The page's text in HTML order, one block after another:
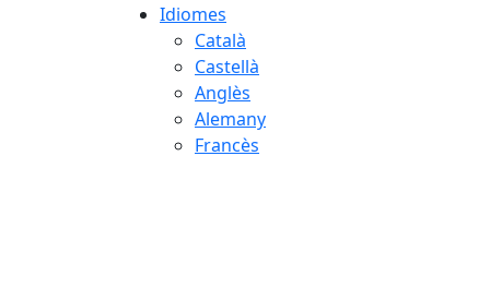
Idiomes
Català
Castellà
Anglès
Alemany
Francès